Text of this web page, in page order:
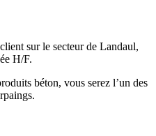
sur le secteur de Landaul,
H/F.
béton, vous serez l’un des